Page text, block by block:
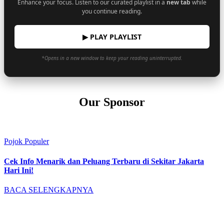
Enhance your focus. Listen to our curated playlist in a new tab while
you continue reading.
▶ PLAY PLAYLIST
*Opens in a new window to keep your reading uninterrupted.
Our Sponsor
Pojok Populer
Cek Info Menarik dan Peluang Terbaru di Sekitar Jakarta
Hari Ini!
BACA SELENGKAPNYA